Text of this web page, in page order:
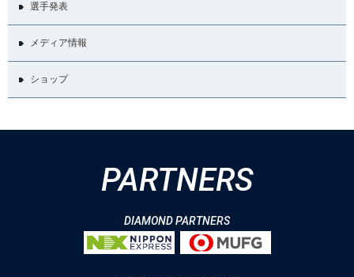
選手発表
メディア情報
ショップ
PARTNERS
DIAMOND PARTNERS